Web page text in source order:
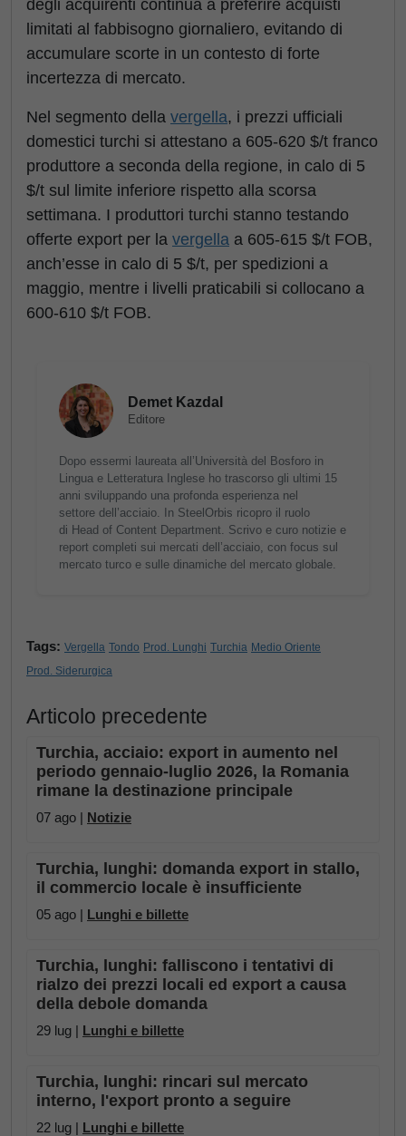
degli acquirenti continua a preferire acquisti
limitati al fabbisogno giornaliero, evitando di
accumulare scorte in un contesto di forte
incertezza di mercato.
Nel segmento della vergella, i prezzi ufficiali
domestici turchi si attestano a 605-620 $/t franco
produttore a seconda della regione, in calo di 5
$/t sul limite inferiore rispetto alla scorsa
settimana. I produttori turchi stanno testando
offerte export per la vergella a 605-615 $/t FOB,
anch’esse in calo di 5 $/t, per spedizioni a
maggio, mentre i livelli praticabili si collocano a
600-610 $/t FOB.
Demet Kazdal
Editore
Dopo essermi laureata all’Università del Bosforo in
Lingua e Letteratura Inglese ho trascorso gli ultimi 15
anni sviluppando una profonda esperienza nel
settore dell’acciaio. In SteelOrbis ricopro il ruolo
di Head of Content Department. Scrivo e curo notizie e
report completi sui mercati dell’acciaio, con focus sul
mercato turco e sulle dinamiche del mercato globale.
Tags: Vergella Tondo Prod. Lunghi Turchia Medio Oriente
Prod. Siderurgica
Articolo precedente
Turchia, acciaio: export in aumento nel
periodo gennaio-luglio 2026, la Romania
rimane la destinazione principale
07 ago | Notizie
Turchia, lunghi: domanda export in stallo,
il commercio locale è insufficiente
05 ago | Lunghi e billette
Turchia, lunghi: falliscono i tentativi di
rialzo dei prezzi locali ed export a causa
della debole domanda
29 lug | Lunghi e billette
Turchia, lunghi: rincari sul mercato
interno, l'export pronto a seguire
22 lug | Lunghi e billette